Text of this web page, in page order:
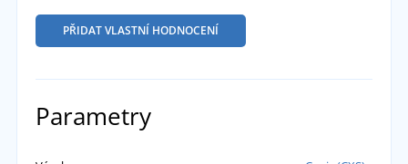
PŘIDAT VLASTNÍ HODNOCENÍ
Parametry